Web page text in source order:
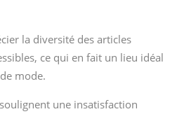
la diversité des articles
ce qui en fait un lieu idéal
mode.
une insatisfaction